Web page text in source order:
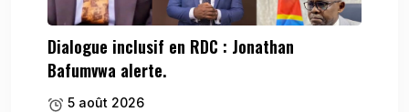
Dialogue inclusif en RDC : Jonathan
Bafumvwa alerte.
5 août 2026